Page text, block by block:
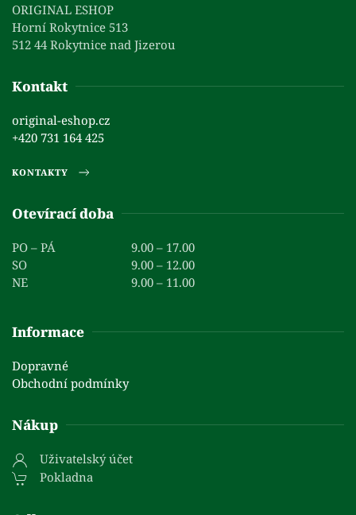
ORIGINAL ESHOP
Horní Rokytnice 513
512 44 Rokytnice nad Jizerou
Kontakt
original-eshop.cz
+420 731 164 425
KONTAKTY
Otevírací doba
PO – PÁ
9.00 – 17.00
SO
9.00 – 12.00
NE
9.00 – 11.00
Informace
Dopravné
Obchodní podmínky
Nákup
Uživatelský účet
Pokladna